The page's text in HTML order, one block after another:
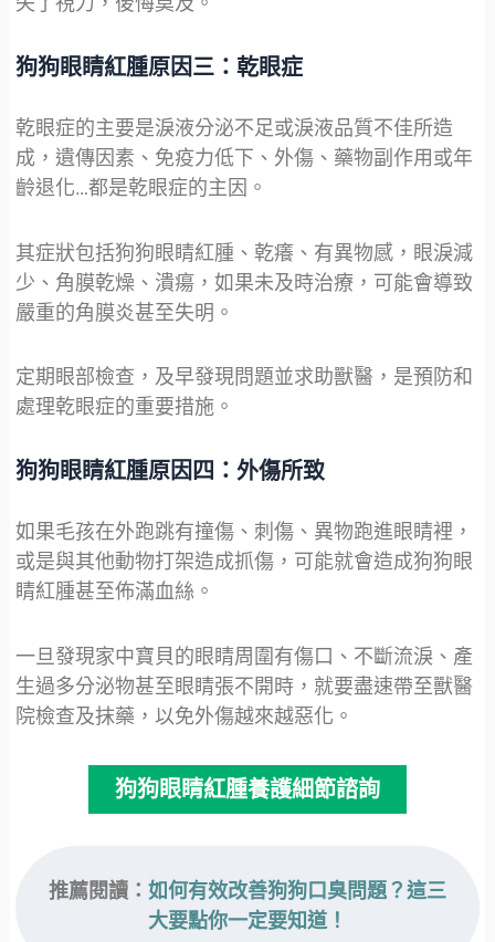
狗狗眼睛紅腫原因三：乾眼症
乾眼症的主要是淚液分泌不足或淚液品質不佳所造
成，遺傳因素、免疫力低下、外傷、藥物副作用或年
齡退化…都是乾眼症的主因。
其症狀包括狗狗眼睛紅腫、乾癢、有異物感，眼淚減
少、角膜乾燥、潰瘍，如果未及時治療，可能會導致
嚴重的角膜炎甚至失明。
定期眼部檢查，及早發現問題並求助獸醫，是預防和
處理乾眼症的重要措施。
狗狗眼睛紅腫原因四：外傷所致
如果毛孩在外跑跳有撞傷、刺傷、異物跑進眼睛裡，
或是與其他動物打架造成抓傷，可能就會造成狗狗眼
睛紅腫甚至佈滿血絲。
一旦發現家中寶貝的眼睛周圍有傷口、不斷流淚、產
生過多分泌物甚至眼睛張不開時，就要盡速帶至獸醫
院檢查及抹藥，以免外傷越來越惡化。
狗狗眼睛紅腫養護細節諮詢
推薦閱讀： 如何有效改善狗狗口臭問題？這三
大要點你一定要知道！